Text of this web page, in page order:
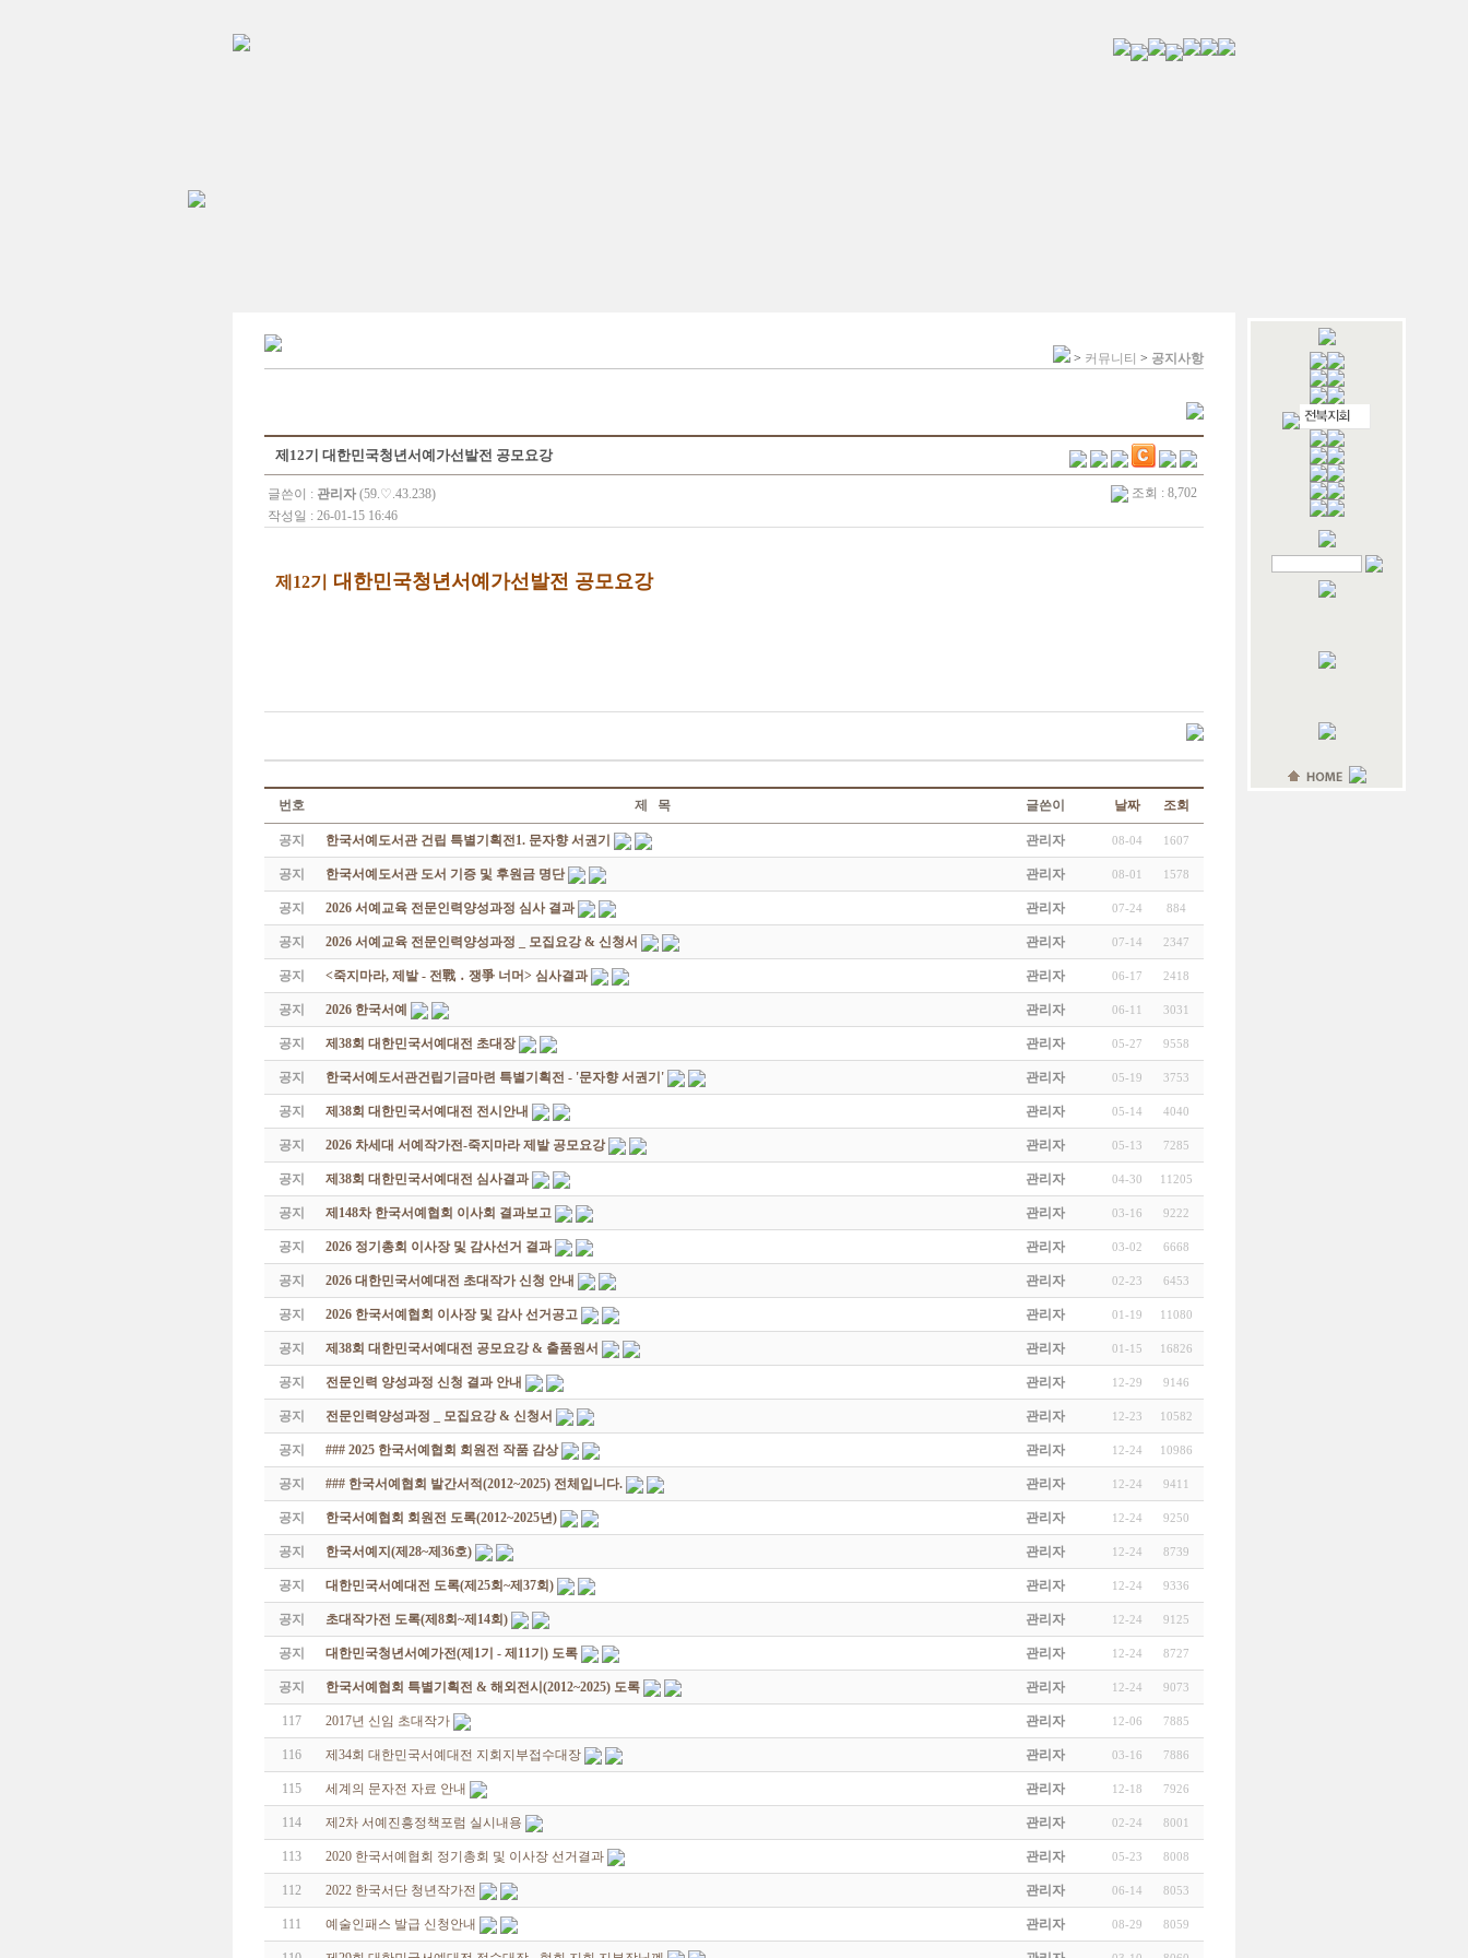
> 커뮤니티 > 공지사항
제12기 대한민국청년서예가선발전 공모요강
글쓴이 : 관리자 (59.♡.43.238)
작성일 : 26-01-15 16:46
조회 : 8,702
제12기 대한민국청년서예가선발전 공모요강
번호 제 목 글쓴이 날짜 조회
공지 한국서예도서관 건립 특별기획전1. 문자향 서권기 관리자 08-04 1607
공지 한국서예도서관 도서 기증 및 후원금 명단 관리자 08-01 1578
공지 2026 서예교육 전문인력양성과정 심사 결과 관리자 07-24 884
공지 2026 서예교육 전문인력양성과정 _ 모집요강 & 신청서 관리자 07-14 2347
공지 <죽지마라, 제발 - 전戰 ․ 쟁爭 너머> 심사결과 관리자 06-17 2418
공지 2026 한국서예 관리자 06-11 3031
공지 제38회 대한민국서예대전 초대장 관리자 05-27 9558
공지 한국서예도서관건립기금마련 특별기획전 - '문자향 서권기' 관리자 05-19 3753
공지 제38회 대한민국서예대전 전시안내 관리자 05-14 4040
공지 2026 차세대 서예작가전-죽지마라 제발 공모요강 관리자 05-13 7285
공지 제38회 대한민국서예대전 심사결과 관리자 04-30 11205
공지 제148차 한국서예협회 이사회 결과보고 관리자 03-16 9222
공지 2026 정기총회 이사장 및 감사선거 결과 관리자 03-02 6668
공지 2026 대한민국서예대전 초대작가 신청 안내 관리자 02-23 6453
공지 2026 한국서예협회 이사장 및 감사 선거공고 관리자 01-19 11080
공지 제38회 대한민국서예대전 공모요강 & 출품원서 관리자 01-15 16826
공지 전문인력 양성과정 신청 결과 안내 관리자 12-29 9146
공지 전문인력양성과정 _ 모집요강 & 신청서 관리자 12-23 10582
공지 ### 2025 한국서예협회 회원전 작품 감상 관리자 12-24 10986
공지 ### 한국서예협회 발간서적(2012~2025) 전체입니다. 관리자 12-24 9411
공지 한국서예협회 회원전 도록(2012~2025년) 관리자 12-24 9250
공지 한국서예지(제28~제36호) 관리자 12-24 8739
공지 대한민국서예대전 도록(제25회~제37회) 관리자 12-24 9336
공지 초대작가전 도록(제8회~제14회) 관리자 12-24 9125
공지 대한민국청년서예가전(제1기 - 제11기) 도록 관리자 12-24 8727
공지 한국서예협회 특별기획전 & 해외전시(2012~2025) 도록 관리자 12-24 9073
117 2017년 신임 초대작가 관리자 12-06 7885
116 제34회 대한민국서예대전 지회지부접수대장 관리자 03-16 7886
115 세계의 문자전 자료 안내 관리자 12-18 7926
114 제2차 서예진흥정책포럼 실시내용 관리자 02-24 8001
113 2020 한국서예협회 정기총회 및 이사장 선거결과 관리자 05-23 8008
112 2022 한국서단 청년작가전 관리자 06-14 8053
111 예술인패스 발급 신청안내 관리자 08-29 8059